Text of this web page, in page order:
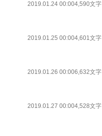
2019.01.24 00:004,590文字
2019.01.25 00:004,601文字
2019.01.26 00:006,632文字
2019.01.27 00:004,528文字